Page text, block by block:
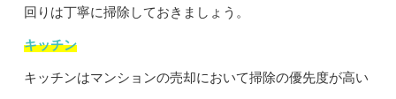
回りは丁寧に掃除しておきましょう。
キッチン
キッチンはマンションの売却において掃除の優先度が高い